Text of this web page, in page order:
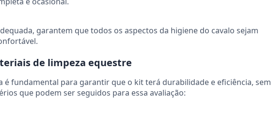
garantem que todos os aspectos da higiene do cavalo sejam
de limpeza equestre
é fundamental para garantir que o kit terá durabilidade e eficiência, sem
que podem ser seguidos para essa avaliação: